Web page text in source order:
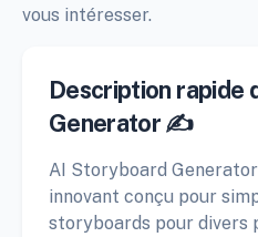
vous intéresser.
Description rapide
Generator ✍️
AI Storyboard
innovant conçu pour
storyboards pour divers